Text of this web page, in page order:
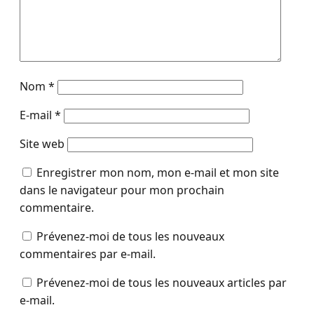
Nom *
E-mail *
Site web
Enregistrer mon nom, mon e-mail et mon site
dans le navigateur pour mon prochain
commentaire.
Prévenez-moi de tous les nouveaux
commentaires par e-mail.
Prévenez-moi de tous les nouveaux articles par
e-mail.